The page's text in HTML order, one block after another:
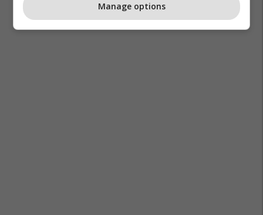
Manage options